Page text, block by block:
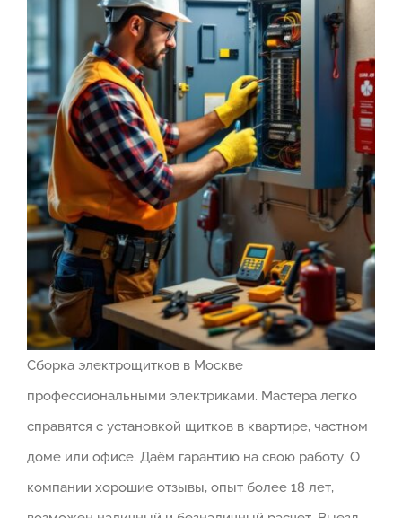
Сборка электрощитков в Москве
профессиональными электриками. Мастера легко
справятся с установкой щитков в квартире, частном
доме или офисе. Даём гарантию на свою работу. О
компании хорошие отзывы, опыт более 18 лет,